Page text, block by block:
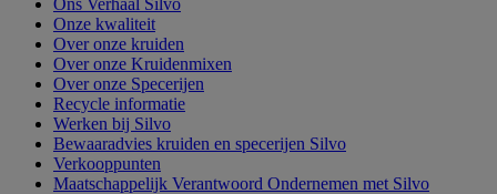
Onze kwaliteit
Over onze kruiden
Over onze Kruidenmixen
Over onze Specerijen
Recycle informatie
Werken bij Silvo
Bewaaradvies kruiden en specerijen Silvo
Verkooppunten
Maatschappelijk Verantwoord Ondernemen met Silvo